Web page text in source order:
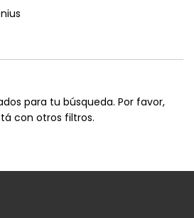
para tu búsqueda. Por favor,
con otros filtros.